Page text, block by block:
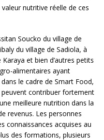
nutritive réelle de ces
Soucko du village de
du village de Sadiola, à
et bien d’autres petits
alimentaires ayant
dans le cadre de Smart Food,
contribuer fortement
meilleure nutrition dans la
revenus. Les personnes
connaissances acquises au
des formations, plusieurs